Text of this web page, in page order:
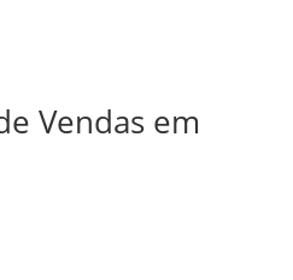
Vendas em